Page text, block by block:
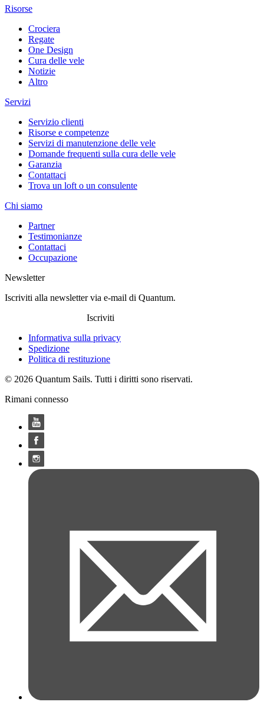
Risorse
Crociera
Regate
One Design
Cura delle vele
Notizie
Altro
Servizi
Servizio clienti
Risorse e competenze
Servizi di manutenzione delle vele
Domande frequenti sulla cura delle vele
Garanzia
Contattaci
Trova un loft o un consulente
Chi siamo
Partner
Testimonianze
Contattaci
Occupazione
Newsletter
Iscriviti alla newsletter via e-mail di Quantum.
Iscriviti
Informativa sulla privacy
Spedizione
Politica di restituzione
© 2026 Quantum Sails. Tutti i diritti sono riservati.
Rimani connesso